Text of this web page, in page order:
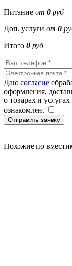
Питание от 0 руб
Доп. услуги от 0
Итого 0 руб
Даю согласие
оформления,
о товарах и
ознакомлен.
Отправить заявку
Похожие по